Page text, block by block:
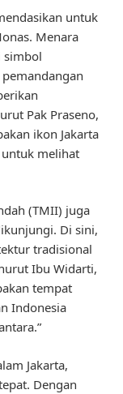
untuk
Menara
simbol
Pak Praseno,
ikon Jakarta
melihat
(TMII) juga
Di sini,
tradisional
Ibu Widarti,
tempat
Indonesia
Jakarta,
Dengan